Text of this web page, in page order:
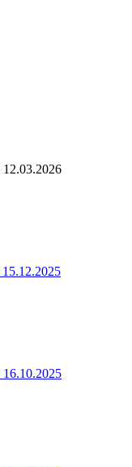
12.03.2026
15.12.2025
16.10.2025